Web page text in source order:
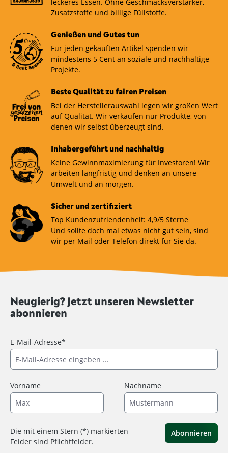
Zusatzstoffe und billige Füllstoffe.
Genießen und Gutes tun
Für jeden gekauften Artikel spenden wir
mindestens 5 Cent an soziale und nachhaltige
Projekte.
Beste Qualität zu fairen Preisen
Bei der Herstellerauswahl legen wir großen Wert
auf Qualität. Wir verkaufen nur Produkte, von
denen wir selbst überzeugt sind.
Inhabergeführt und nachhaltig
Keine Gewinnmaximierung für Investoren! Wir
arbeiten langfristig und denken an unsere
Umwelt und an morgen.
Sicher und zertifiziert
Top Kundenzufriendenheit: 4,9/5 Sterne
Und sollte doch mal etwas nicht gut sein, sind
wir per Mail oder Telefon direkt für Sie da.
Neugierig? Jetzt unseren Newsletter
abonnieren
E-Mail-Adresse*
Vorname Nachname
Die mit einem Stern (*) markierten
Felder sind Pflichtfelder.
Abonnieren